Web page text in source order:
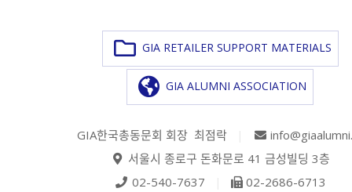
GIA RETAILER SUPPORT MATERIALS
GIA ALUMNI ASSOCIATION
GIA한국총동문회 회장 최점락
서울시 종로구 돈화문로 41 금성빌딩 3층
02-540-7637
02-2686-6713